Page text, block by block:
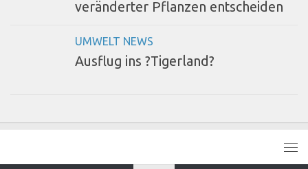
veränderter Pflanzen entscheiden
UMWELT NEWS
Ausflug ins ?Tigerland?